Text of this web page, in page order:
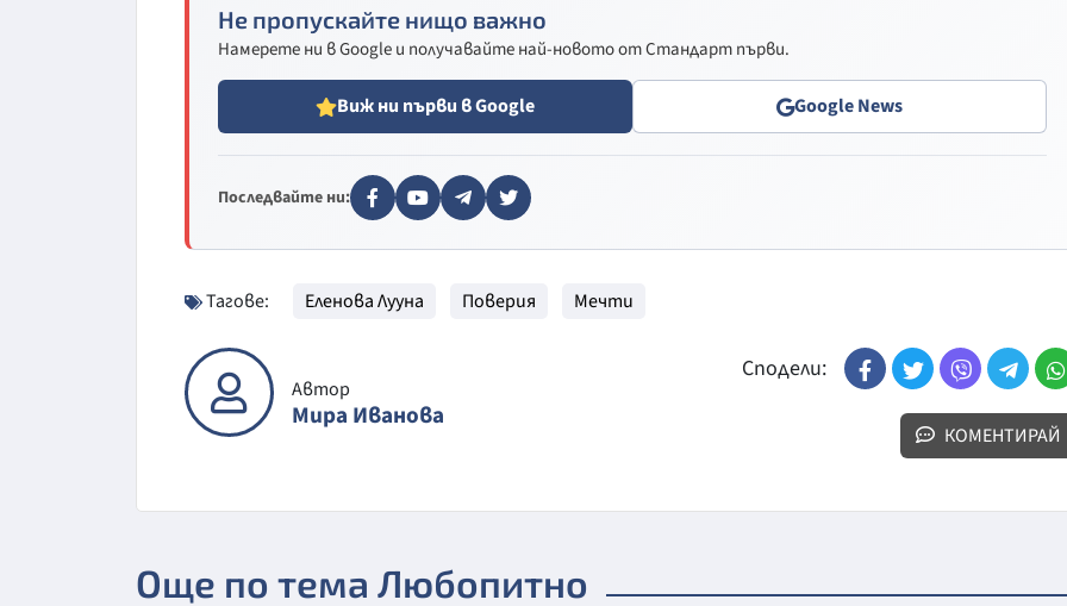
Не пропускайте нищо важно
Намерете ни в Google и получавайте най-новото от Стандарт първи.
Виж ни първи в Google Google News
Последвайте ни:
Тагове: Еленова Лууна Поверия Мечти
Автор
Мира Иванова
Сподели:
КОМЕНТИРАЙ
Още по тема Любопитно